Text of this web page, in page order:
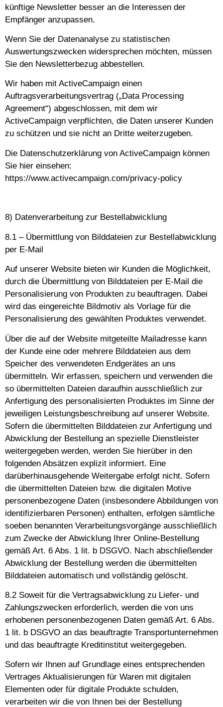
künftige Newsletter besser an die Interessen der
Empfänger anzupassen.
Wenn Sie der Datenanalyse zu statistischen
Auswertungszwecken widersprechen möchten, müssen
Sie den Newsletterbezug abbestellen.
Wir haben mit ActiveCampaign einen
Auftragsverarbeitungsvertrag („Data Processing
Agreement“) abgeschlossen, mit dem wir
ActiveCampaign verpflichten, die Daten unserer Kunden
zu schützen und sie nicht an Dritte weiterzugeben.
Die Datenschutzerklärung von ActiveCampaign können
Sie hier einsehen:
https://www.activecampaign.com/privacy-policy
8) Datenverarbeitung zur Bestellabwicklung
8.1 – Übermittlung von Bilddateien zur Bestellabwicklung
per E-Mail
Auf unserer Website bieten wir Kunden die Möglichkeit,
durch die Übermittlung von Bilddateien per E-Mail die
Personalisierung von Produkten zu beauftragen. Dabei
wird das eingereichte Bildmotiv als Vorlage für die
Personalisierung des gewählten Produktes verwendet.
Über die auf der Website mitgeteilte Mailadresse kann
der Kunde eine oder mehrere Bilddateien aus dem
Speicher des verwendeten Endgerätes an uns
übermitteln. Wir erfassen, speichern und verwenden die
so übermittelten Dateien daraufhin ausschließlich zur
Anfertigung des personalisierten Produktes im Sinne der
jeweiligen Leistungsbeschreibung auf unserer Website.
Sofern die übermittelten Bilddateien zur Anfertigung und
Abwicklung der Bestellung an spezielle Dienstleister
weitergegeben werden, werden Sie hierüber in den
folgenden Absätzen explizit informiert. Eine
darüberhinausgehende Weitergabe erfolgt nicht. Sofern
die übermittelten Dateien bzw. die digitalen Motive
personenbezogene Daten (insbesondere Abbildungen von
identifizierbaren Personen) enthalten, erfolgen sämtliche
soeben benannten Verarbeitungsvorgänge ausschließlich
zum Zwecke der Abwicklung Ihrer Online-Bestellung
gemäß Art. 6 Abs. 1 lit. b DSGVO. Nach abschließender
Abwicklung der Bestellung werden die übermittelten
Bilddateien automatisch und vollständig gelöscht.
8.2 Soweit für die Vertragsabwicklung zu Liefer- und
Zahlungszwecken erforderlich, werden die von uns
erhobenen personenbezogenen Daten gemäß Art. 6 Abs.
1 lit. b DSGVO an das beauftragte Transportunternehmen
und das beauftragte Kreditinstitut weitergegeben.
Sofern wir Ihnen auf Grundlage eines entsprechenden
Vertrages Aktualisierungen für Waren mit digitalen
Elementen oder für digitale Produkte schulden,
verarbeiten wir die von Ihnen bei der Bestellung